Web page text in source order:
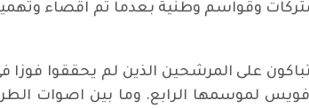
وقواسم وطنية بعدما تم اقصاء
على المرشحين الذين لم يحققوا فوزا في
لموسمها الرابع. وما بين اصوات